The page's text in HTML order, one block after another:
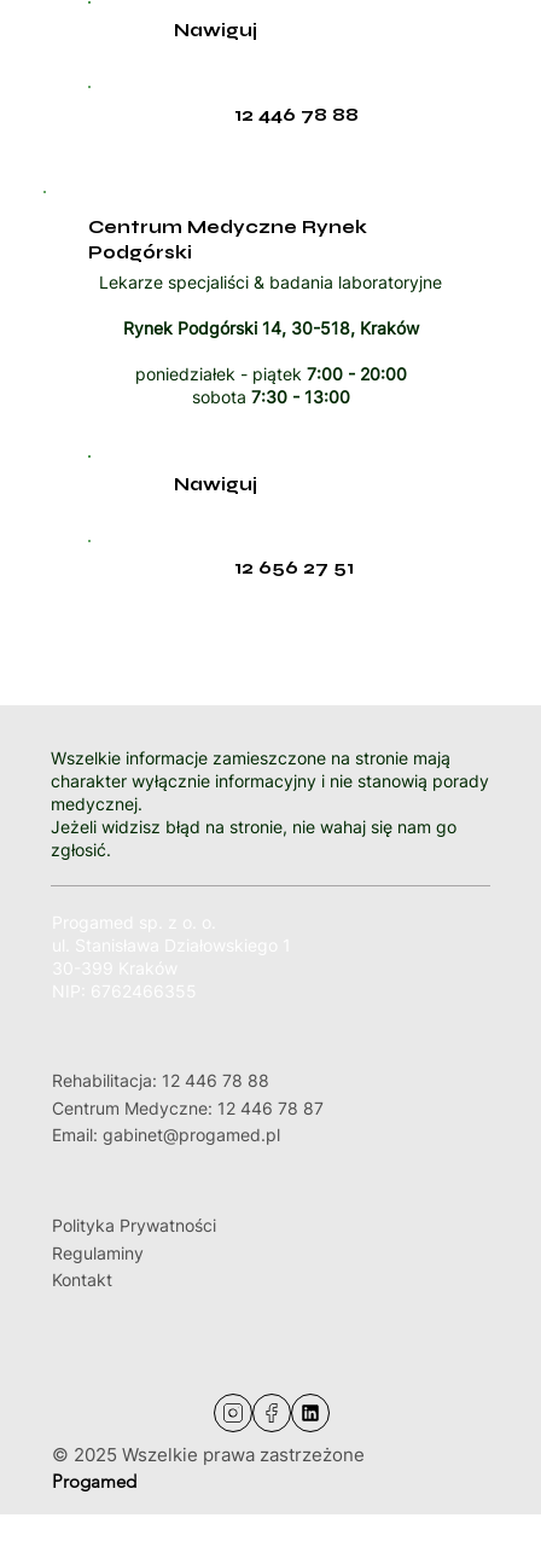
12 446 78 88
Nawiguj
Centrum Medyczne Rynek
Podgórski
Lekarze specjaliści & badania laboratoryjne
Rynek Podgórski 14, 30-518, Kraków
poniedziałek - piątek 7:00 - 20:00
sobota 7:30 - 13:00
12 656 27 51
Nawiguj
Wszelkie informacje zamieszczone na stronie mają
charakter wyłącznie informacyjny i nie stanowią porady
medycznej.
Jeżeli widzisz błąd na stronie, nie wahaj się nam go
zgłosić.
Rehabilitacja: 12 446 78 88
Centrum Medyczne: 12 446 78 87
Email: gabinet@progamed.pl
© 2025 Wszelkie prawa zastrzeżone
Progamed
Polityka Prywatności
Regulaminy
Kontakt